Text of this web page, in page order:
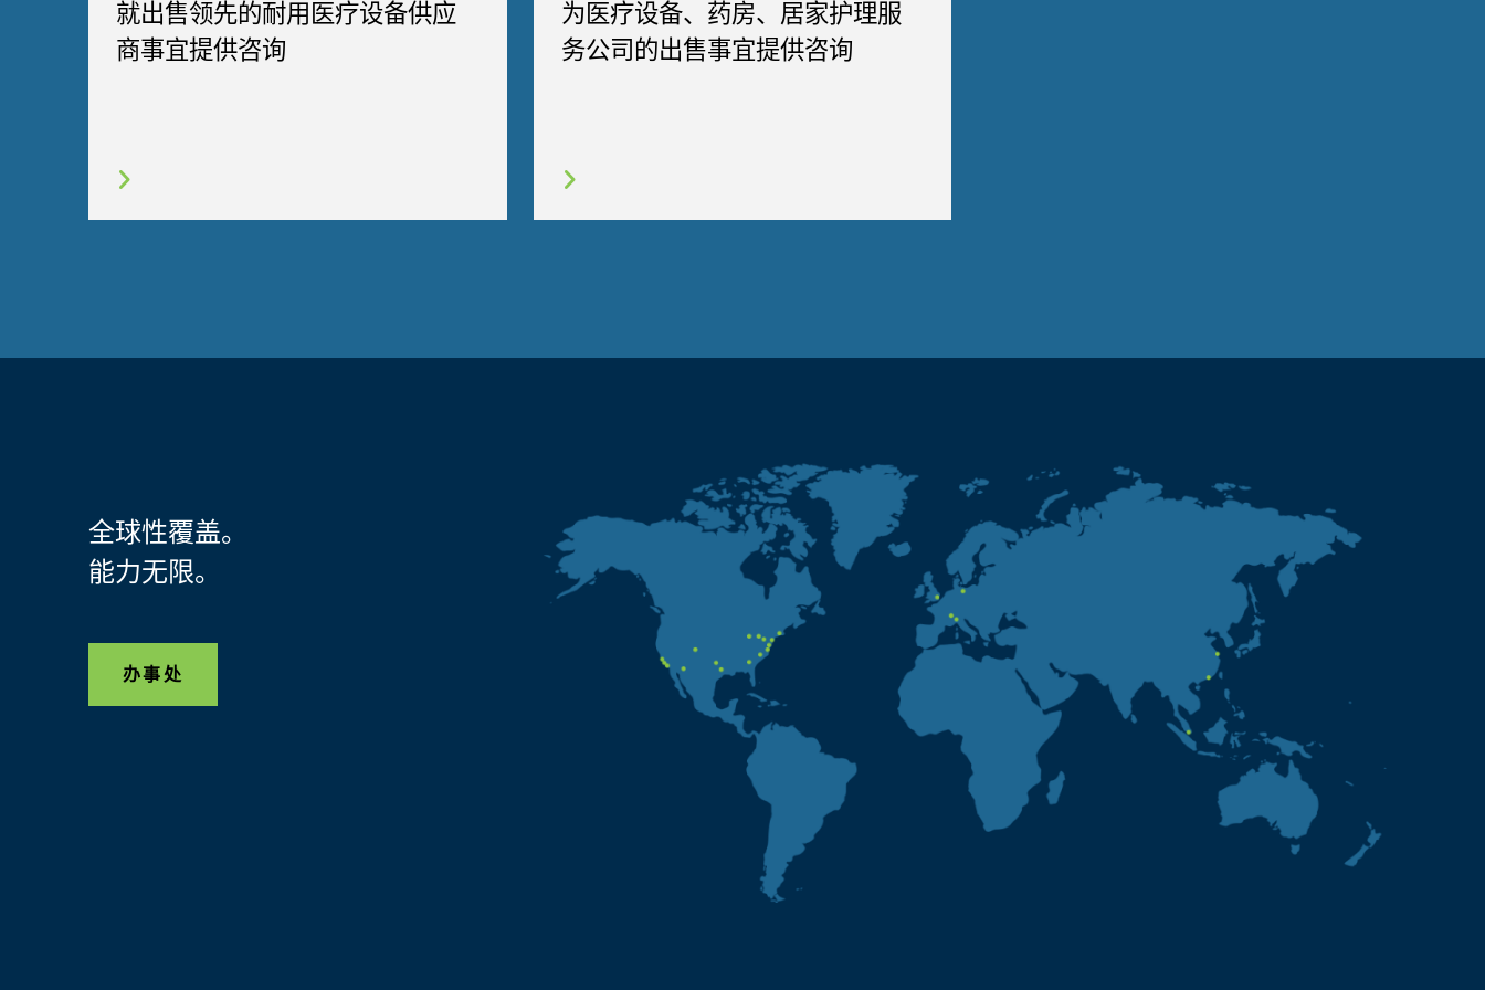
就出售领先的耐用医疗设备供应
商事宜提供咨询
为医疗设备、药房、居家护理服
务公司的出售事宜提供咨询
全球性覆盖。
能力无限。
办事处